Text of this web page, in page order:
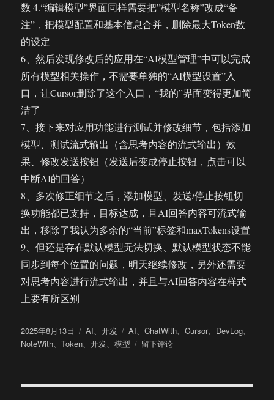
数 4.“编辑模型”界面同样需要把”模型名称”改成“备
注”，把模型配置和基本信息合并，删除最大Token数
的设定
6、然后发现修改后的应用在“AI模型管理”中可以完成
所有模型相关操作，不需要单独的“AI模型设置”入
口，让Cursor删除了这个入口，“我的”界面变得更加简
洁了
7、接下来对应用功能进行测试并修改细节，包括添加
模型、测试流式输出（含思考内容的流式输出）效
果、修改发送按钮（发送后变成停止按钮，点击可以
中断AI的回答）
8、多次修正细节之后，添加模型、发送/停止按钮切
换功能都已支持，目标达成，且AI回答内容可流式输
出，移除了我认为多余的“当前”标签和maxTokens设置
9、但还是存在默认模型无法切换、默认模型状态不能
同步到每个位置的问题，明天继续修改，另外还需要
对思考内容进行流式输出，并且与AI回答内容在样式
上要有所区别
发
布
2025年8月13日
分
类
AI、开发
标
签
AI、ChatWith、Cursor、 DevLog、
NoteWith、Token、开发、模型
于
年
留下评论